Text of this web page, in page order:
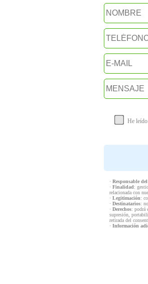
He
· Responsable
· Finalidad:
relacionada con
· Legitimación:
· Destinatarios:
· Derechos: podrá
supresión,
retirada del
· Información